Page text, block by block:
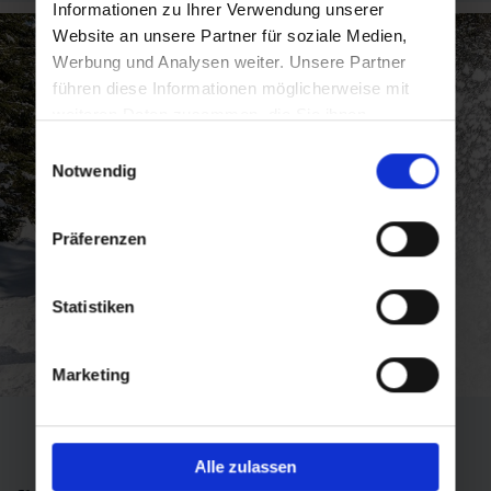
Informationen zu Ihrer Verwendung unserer
Website an unsere Partner für soziale Medien,
Werbung und Analysen weiter. Unsere Partner
führen diese Informationen möglicherweise mit
Nutzung der Dienste gesammelt haben.
Einwilligungsauswahl
Notwendig
Präferenzen
Statistiken
Marketing
Alle zulassen